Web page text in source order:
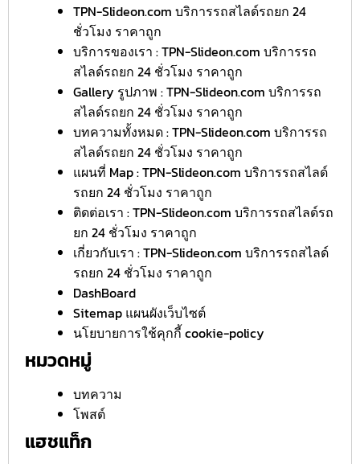
TPN-Slideon.com บริการรถสไลด์รถยก 24
ชั่วโมง ราคาถูก
บริการของเรา : TPN-Slideon.com บริการรถ
สไลด์รถยก 24 ชั่วโมง ราคาถูก
Gallery รูปภาพ : TPN-Slideon.com บริการรถ
สไลด์รถยก 24 ชั่วโมง ราคาถูก
บทความทั้งหมด : TPN-Slideon.com บริการรถ
สไลด์รถยก 24 ชั่วโมง ราคาถูก
แผนที่ Map : TPN-Slideon.com บริการรถสไลด์
รถยก 24 ชั่วโมง ราคาถูก
ติดต่อเรา : TPN-Slideon.com บริการรถสไลด์รถ
ยก 24 ชั่วโมง ราคาถูก
เกี่ยวกับเรา : TPN-Slideon.com บริการรถสไลด์
รถยก 24 ชั่วโมง ราคาถูก
DashBoard
Sitemap แผนผังเว็บไซต์
นโยบายการใช้คุกกี้ cookie-policy
หมวดหมู่
บทความ
โพสต์
แฮชแท็ก